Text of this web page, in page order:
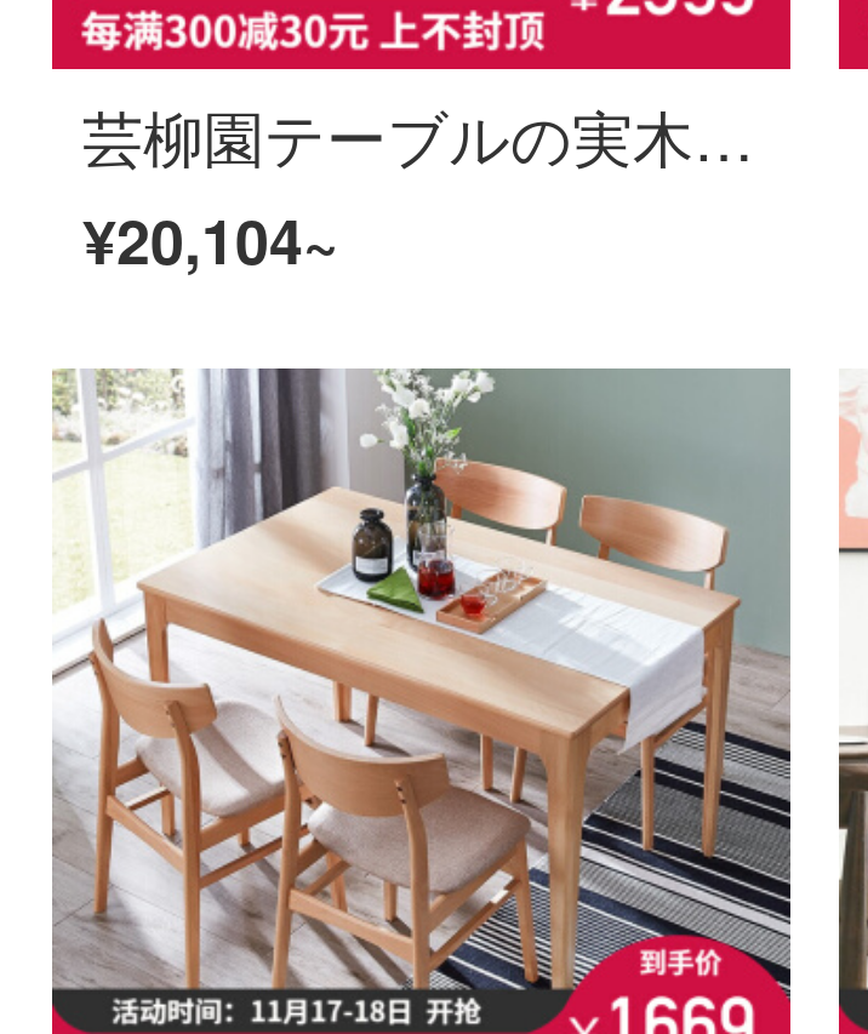
芸柳園テーブルの実木は長方形のテーブルとテーブルとテーブルを組み合わせて現代簡単な食事テーブルに伸縮させます。
¥20,104~